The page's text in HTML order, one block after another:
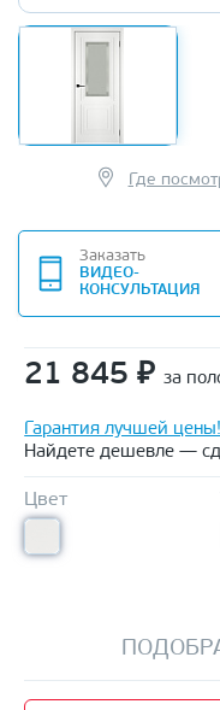
Где
Заказать
ВИДЕО-
КОНСУЛЬТАЦИЯ
21 845 ₽ за
Гарантия лучшей цены!
Найдете дешевле —
Цвет